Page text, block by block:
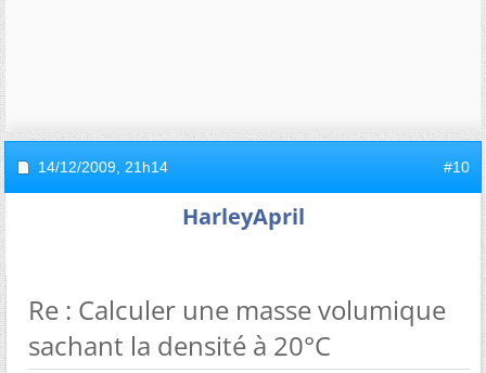
14/12/2009, 21h14 #10
HarleyApril
Re : Calculer une masse volumique
sachant la densité à 20°C